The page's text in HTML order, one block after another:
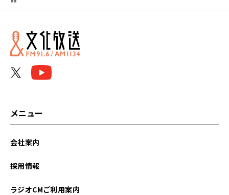
2026年02月
2025年03月
メニュー
会社案内
採用情報
ラジオCMご利用案内